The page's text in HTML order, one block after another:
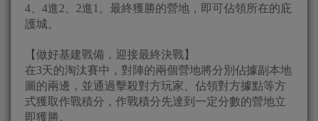
4、4進2、2進1。最終獲勝的營地，即可佔領所在的庇
護城。
【做好基建戰備，迎接最終決戰】
在3天的淘汰賽中，對陣的兩個營地將分別佔據副本地
圖的兩邊，並通過擊殺對方玩家、佔領對方據點等方
式獲取作戰積分，作戰積分先達到一定分數的營地立
即獲勝。